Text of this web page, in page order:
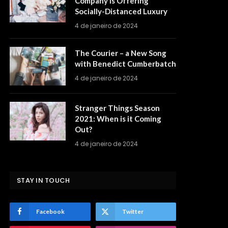
Socially-Distanced Luxury
4 de janeiro de 2024
The Courier – a New Song
with Benedict Cumberbatch
4 de janeiro de 2024
Stranger Things Season
2021: When is it Coming
Out?
4 de janeiro de 2024
STAY IN TOUCH
Facebook Twitter